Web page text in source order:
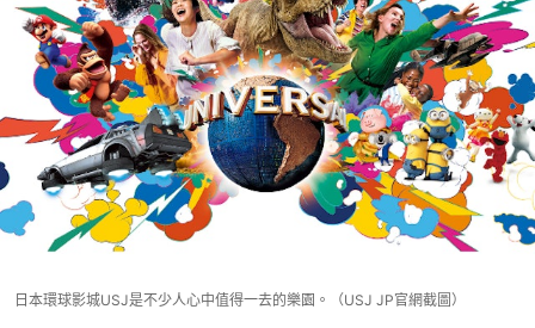
日本環球影城USJ是不少人心中值得一去的樂園。（USJ JP官網截圖）